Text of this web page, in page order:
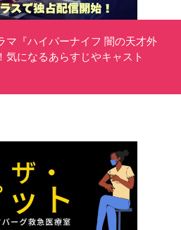
マ『ハイパーナイフ 闇の天才外
気になるあらすじやキャスト